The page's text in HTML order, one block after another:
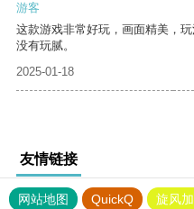
游客
这款游戏非常好玩，画面精美，
没有玩腻。
2025-01-18
友情链接
网站地图 QuickQ 旋风